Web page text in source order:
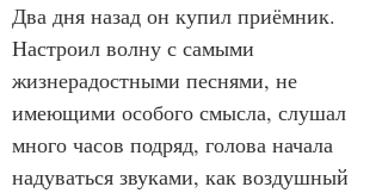
Два дня назад он купил приёмник.
Настроил волну с самыми
жизнерадостными песнями, не
имеющими особого смысла, слушал
много часов подряд, голова начала
надуваться звуками, как воздушный